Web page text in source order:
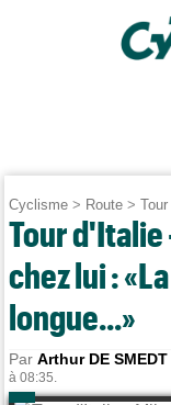
Cyclisme > Route >
Tour d'Italie
chez lui :
longue...»
ParArthur DE SMEDT
à 08:35.